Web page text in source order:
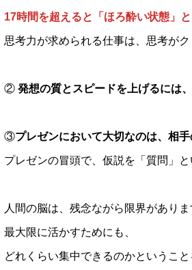
17時間を超えると「ほろ酔い状態」
思考力が求められる仕事は、思考が
② 発想の質とスピードを上げるには
③プレゼンにおいて大切なのは、相
プレゼンの冒頭で、仮説を「質問」
人間の脳は、残念ながら限界がありま
最大限に活かすためにも、
どれくらい集中できるのかというこ